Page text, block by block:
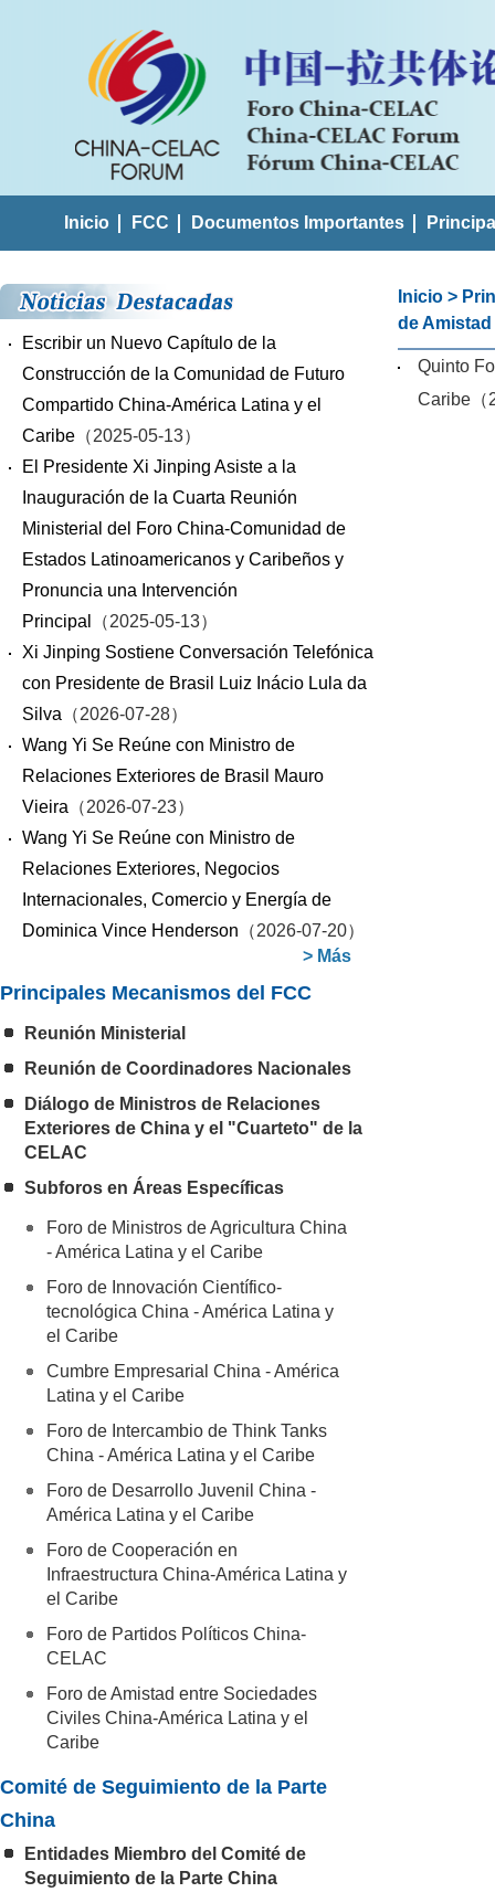
Inicio FCC Documentos Importantes
Escribir un Nuevo Capítulo de la
Construcción de la Comunidad de Futuro
Compartido China-América Latina y el
Caribe （2025-05-13）
El Presidente Xi Jinping Asiste a la
Inauguración de la Cuarta Reunión
Ministerial del Foro China-Comunidad de
Estados Latinoamericanos y Caribeños y
Pronuncia una Intervención
Principal
（2025-05-13）
Xi Jinping Sostiene Conversación Telefónica
con Presidente de Brasil Luiz Inácio Lula da
Silva （2026-07-28）
Wang Yi Se Reúne con Ministro de
Relaciones Exteriores de Brasil Mauro
Vieira （2026-07-23）
Wang Yi Se Reúne con Ministro de
Relaciones Exteriores, Negocios
Internacionales, Comercio y Energía de
Dominica Vince Henderson （2026-07-20）
> Más
Principales Mecanismos del FCC
Reunión Ministerial
Reunión de Coordinadores Nacionales
Diálogo de Ministros de Relaciones
Exteriores de China y el "Cuarteto" de la
CELAC
Subforos en Áreas Específicas
Foro de Ministros de Agricultura China
- América Latina y el Caribe
Foro de Innovación Científico-
tecnológica China - América Latina y
el Caribe
Cumbre Empresarial China - América
Latina y el Caribe
Foro de Intercambio de Think Tanks
China - América Latina y el Caribe
Foro de Desarrollo Juvenil China -
América Latina y el Caribe
Foro de Cooperación en
Infraestructura China-América Latina y
el Caribe
Foro de Partidos Políticos China-
CELAC
Foro de Amistad entre Sociedades
Civiles China-América Latina y el
Caribe
Comité de Seguimiento de la Parte
China
Entidades Miembro del Comité de
Seguimiento de la Parte China
Inicio >
de
Quinto
Caribe